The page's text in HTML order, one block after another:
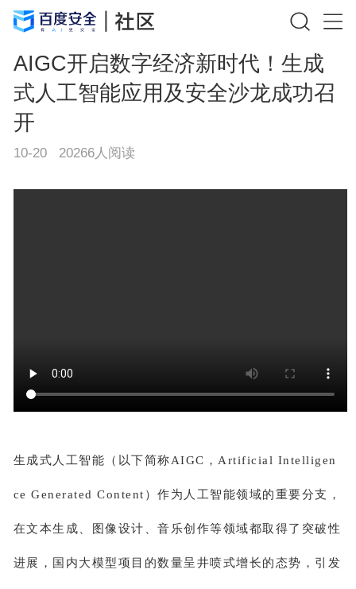
AIGC开启数字经济新时代！生成
式人工智能应用及安全沙龙成功召
开
10-20 20266人阅读
生成式人工智能（以下简称AIGC，Artificial Intelligen
ce Generated Content）作为人工智能领域的重要分支，
在文本生成、图像设计、音乐创作等领域都取得了突破性
进展，国内大模型项目的数量呈井喷式增长的态势，引发